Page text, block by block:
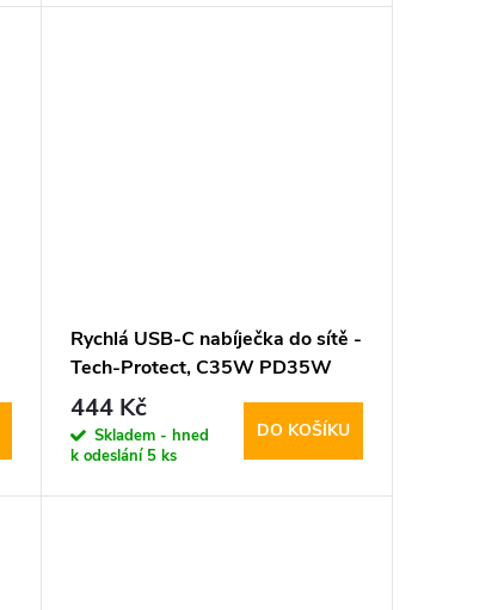
Rychlá USB-C nabíječka do sítě -
Tech-Protect, C35W PD35W
White
444 Kč
Skladem - hned
k odeslání 5 ks
DO KOŠÍKU